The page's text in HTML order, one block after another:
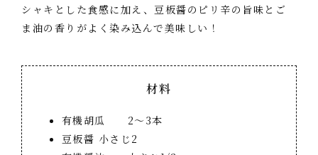
シャキとした食感に加え、豆板醤のピリ辛の旨味とご
ま油の香りがよく染み込んで美味しい！
材料
有機胡瓜 2～3本
豆板醤 小さじ2